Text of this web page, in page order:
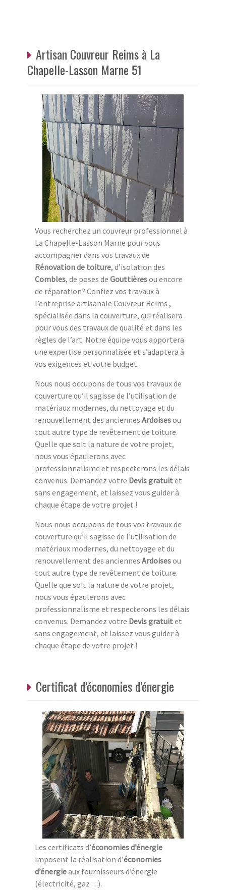
Artisan Couvreur Reims à La
Chapelle-Lasson Marne 51
Vous recherchez un couvreur professionnel à
La Chapelle-Lasson Marne pour vous
accompagner dans vos travaux de
Rénovation de toiture, d’isolation des
Combles, de poses de Gouttièresou encore
de réparation? Confiez vos travaux à
l’entreprise artisanale Couvreur Reims ,
spécialisée dans la couverture, qui réalisera
pour vous des travaux de qualité et dans les
règles de l’art. Notre équipe vous apportera
une expertise personnalisée et s’adaptera à
vos exigences et votre budget.
Nous nous occupons de tous vos travaux de
couverture qu’il sagisse de l’utilisation de
matériaux modernes, du nettoyage et du
renouvellement des anciennes Ardoisesou
tout autre type de revêtement de toiture.
Quelle que soit la nature de votre projet,
nous vous épaulerons avec
professionnalisme et respecterons les délais
convenus. Demandez votre Devis gratuitet
sans engagement, et laissez vous guider à
chaque étape de votre projet !
Nous nous occupons de tous vos travaux de
couverture qu’il sagisse de l’utilisation de
matériaux modernes, du nettoyage et du
renouvellement des anciennes Ardoisesou
tout autre type de revêtement de toiture.
Quelle que soit la nature de votre projet,
nous vous épaulerons avec
professionnalisme et respecterons les délais
convenus. Demandez votre Devis gratuitet
sans engagement, et laissez vous guider à
chaque étape de votre projet !
Certificat d’économies d’énergie
Les certificats d’économies d’énergie
imposent la réalisation d’économies
d’énergieaux fournisseurs d’énergie
(électricité, gaz…).